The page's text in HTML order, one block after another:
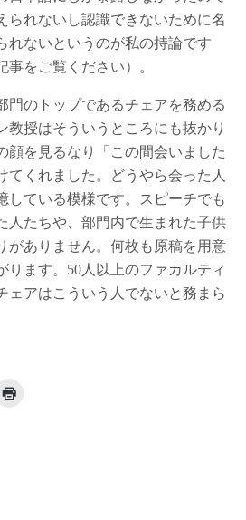
られないし認識できないために名
れないというのが私の持論です
事をご覧ください）。
門のトップであるチェアを務める
教授はそういうところにも抜かり
顔を見るなり「この間会いました
てくれました。どうやら会った人
している模様です。スピーチでも
人たちや、部門内で生まれた子供
がありません。何枚も原稿を用意
ります。50人以上のファカルティ
ェアはこういう人でないと務まら